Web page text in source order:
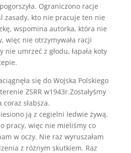
Ograniczono racje
zasady, kto nie pracuje ten nie
wspomina autorka, która nie
więc nie otrzymywała racji
nie umrzeć z głodu, łapała koty
się do Wojska Polskiego
ZSRR w1943r.Zostałyśmy
coraz słabsza.
ją z cegielni ledwie żywą.
pracy, więc nie mieliśmy co
w oczy. Nie raz wyruszałam
z różnym skutkiem. Raz